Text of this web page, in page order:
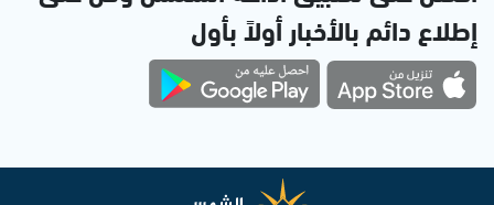
إطلاع دائم بالأخبار أولاً بأول